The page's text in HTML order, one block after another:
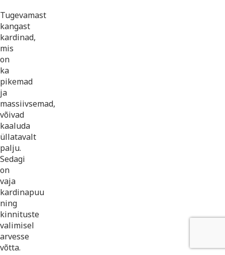
Tugevamast
kangast
kardinad,
mis
on
ka
pikemad
ja
massiivsemad,
võivad
kaaluda
üllatavalt
palju.
Sedagi
on
vaja
kardinapuu
ning
kinnituste
valimisel
arvesse
võtta.